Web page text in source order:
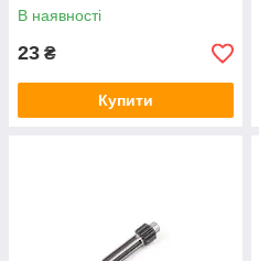
В наявності
23 ₴
Купити